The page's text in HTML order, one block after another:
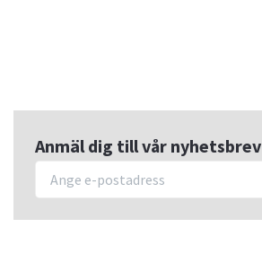
Anmäl dig till vår nyhetsbrev